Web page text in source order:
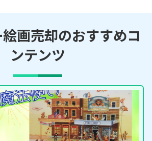
画売却のおすすめコ
ンテンツ